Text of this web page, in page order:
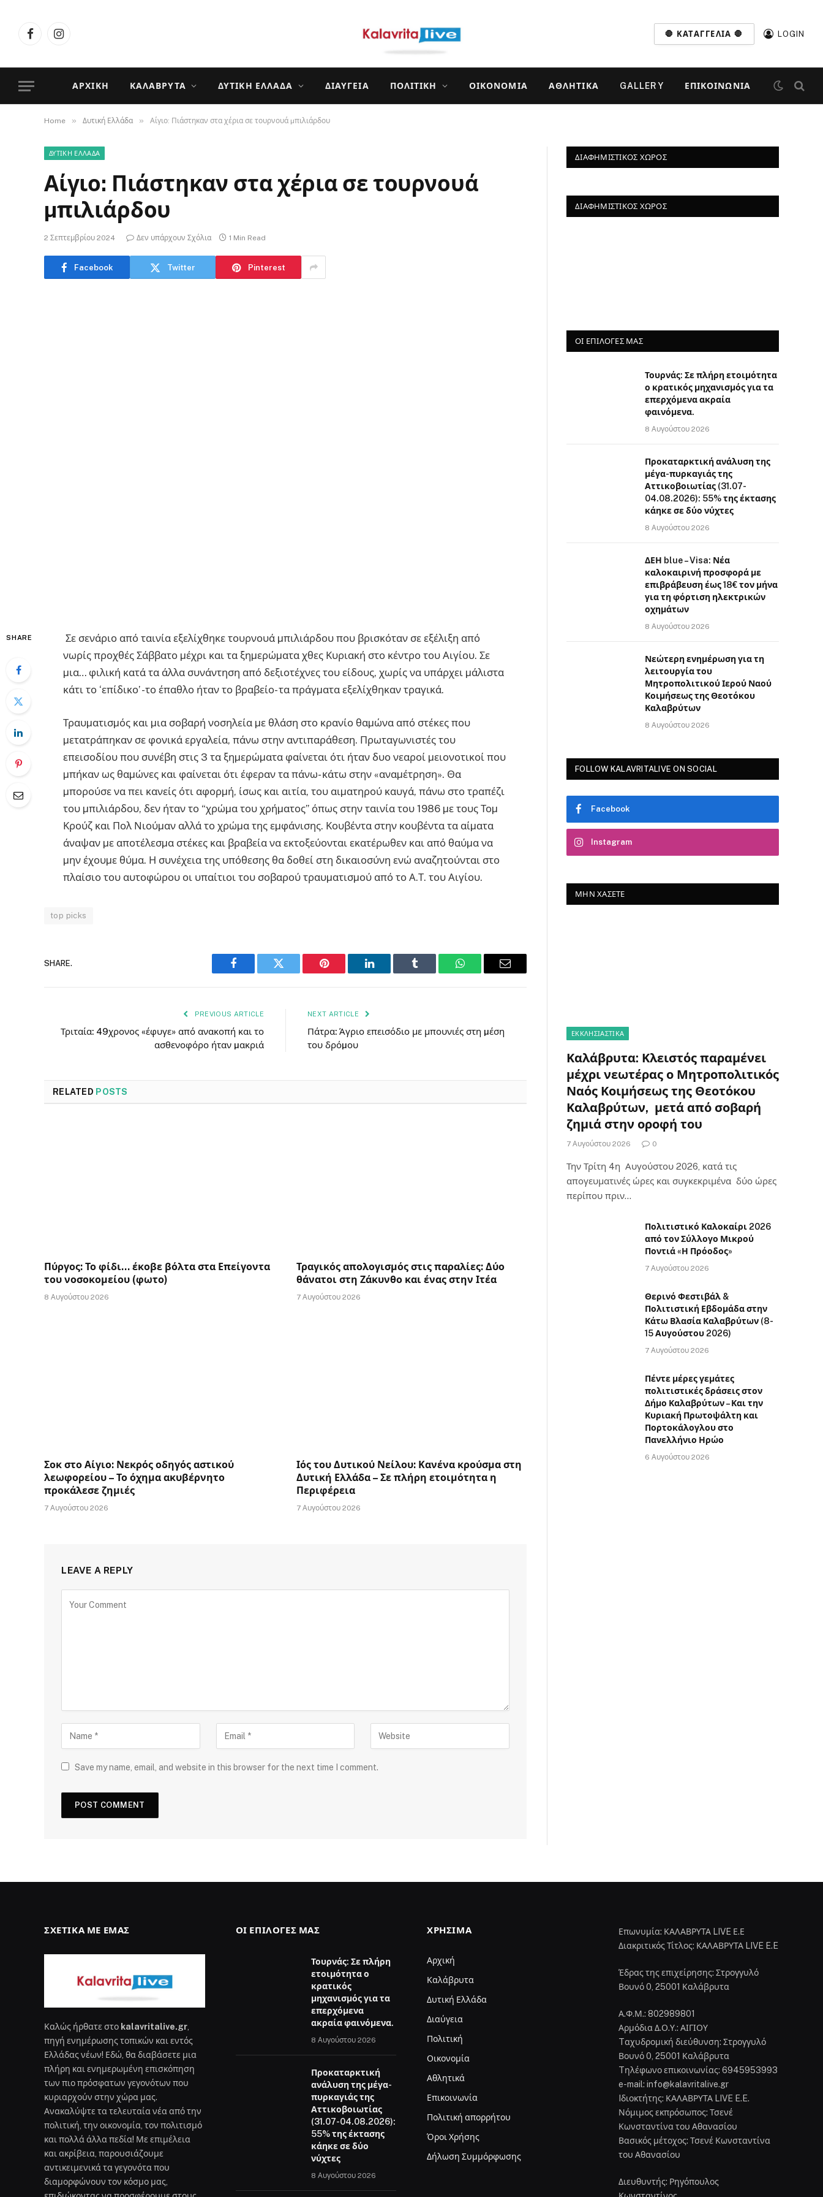
FacebookInstagram
🛑 ΚΑΤΑΓΓΕΛΊΑ 🛑 LOGIN
ΑΡΧΙΚΉ ΚΑΛΆΒΡΥΤΑ ΔΥΤΙΚΉ ΕΛΛΆΔΑ ΔΙΑΎΓΕΙΑ ΠΟΛΙΤΙΚΉ ΟΙΚΟΝΟΜΊΑ ΑΘΛΗΤΙΚΆ GALLERY ΕΠΙΚΟΙΝΩΝΊΑ
Home » Δυτική Ελλάδα » Αίγιο: Πιάστηκαν στα χέρια σε τουρνουά µπιλιάρδου
ΔΥΤΙΚΉ ΕΛΛΆΔΑ
Αίγιο: Πιάστηκαν στα χέρια σε τουρνουά
µπιλιάρδου
2 Σεπτεμβρίου 2024 Δεν υπάρχουν Σχόλια 1 Min Read
Facebook Twitter Pinterest
SHARE
Σε σενάριο από ταινία εξελίχθηκε τουρνουά µπιλιάρδου που βρισκόταν σε εξέλιξη από
νωρίς προχθές Σάββατο µέχρι και τα ξηµερώµατα χθες Κυριακή στο κέντρο του Αιγίου. Σε
µια… φιλική κατά τα άλλα συνάντηση από δεξιοτέχνες του είδους, χωρίς να υπάρχει µάλιστα
κάτι το ‘επίδικο’ -το έπαθλο ήταν το βραβείο- τα πράγµατα εξελίχθηκαν τραγικά.
Τραυµατισµός και µια σοβαρή νοσηλεία µε θλάση στο κρανίο θαµώνα από στέκες που
µετατράπηκαν σε φονικά εργαλεία, πάνω στην αντιπαράθεση. Πρωταγωνιστές του
επεισοδίου που συνέβη στις 3 τα ξηµερώµατα φαίνεται ότι ήταν δυο νεαροί µειονοτικοί που
µπήκαν ως θαµώνες και φαίνεται ότι έφεραν τα πάνω- κάτω στην «αναµέτρηση». Θα
µπορούσε να πει κανείς ότι αφορµή, ίσως και αιτία, του αιµατηρού καυγά, πάνω στο τραπέζι
του µπιλιάρδου, δεν ήταν το “χρώµα του χρήµατος” όπως στην ταινία του 1986 µε τους Τοµ
Κρούζ και Πολ Νιούµαν αλλά το χρώµα της εµφάνισης. Κουβέντα στην κουβέντα τα αίµατα
άναψαν µε αποτέλεσµα στέκες και βραβεία να εκτοξεύονται εκατέρωθεν και από θαύµα να
µην έχουµε θύµα. Η συνέχεια της υπόθεσης θα δοθεί στη δικαιοσύνη ενώ αναζητούνται στο
πλαίσιο του αυτοφώρου οι υπαίτιοι του σοβαρού τραυµατισµού από το Α.Τ. του Αιγίου.
top picks
SHARE.
Facebook Twitter Pinterest LinkedIn Tumblr WhatsAppEmail
PREVIOUS ARTICLE
Τριταία: 49χρονος «έφυγε» από ανακοπή και το
ασθενοφόρο ήταν µακριά
NEXT ARTICLE
Πάτρα: Άγριο επεισόδιο με μπουνιές στη µέση
του δρόµου
RELATED POSTS
Πύργος: Το φίδι… έκοβε βόλτα στα Επείγοντα
του νοσοκομείου (φωτο)
8 Αυγούστου 2026
Τραγικός απολογισμός στις παραλίες: Δύο
θάνατοι στη Ζάκυνθο και ένας στην Ιτέα
7 Αυγούστου 2026
Σοκ στο Αίγιο: Νεκρός οδηγός αστικού
λεωφορείου – Το όχημα ακυβέρνητο
προκάλεσε ζημιές
7 Αυγούστου 2026
Ιός του Δυτικού Νείλου: Κανένα κρούσμα στη
Δυτική Ελλάδα – Σε πλήρη ετοιμότητα η
Περιφέρεια
7 Αυγούστου 2026
LEAVE A REPLY
Save my name, email, and website in this browser for the next time I comment.
ΔΙΑΦΗΜΙΣΤΙΚΌΣ ΧΏΡΟΣ
ΔΙΑΦΗΜΙΣΤΙΚΌΣ ΧΏΡΟΣ
ΟΙ ΕΠΙΛΟΓΈΣ ΜΑΣ
Τουρνάς: Σε πλήρη ετοιμότητα
ο κρατικός μηχανισμός για τα
επερχόμενα ακραία
φαινόμενα.
8 Αυγούστου 2026
Προκαταρκτική ανάλυση της
μέγα-πυρκαγιάς της
Αττικοβοιωτίας (31.07-
04.08.2026): 55% της έκτασης
κάηκε σε δύο νύχτες
8 Αυγούστου 2026
ΔΕΗ blue – Visa: Νέα
καλοκαιρινή προσφορά με
επιβράβευση έως 18€ τον μήνα
για τη φόρτιση ηλεκτρικών
οχημάτων
8 Αυγούστου 2026
Νεώτερη ενημέρωση για τη
λειτουργία του
Μητροπολιτικού Ιερού Ναού
Κοιμήσεως της Θεοτόκου
Καλαβρύτων
8 Αυγούστου 2026
FOLLOW KALAVRITALIVE ON SOCIAL
Facebook
Instagram
ΜΗΝ ΧΆΣΕΤΕ
ΕΚΚΛΗΣΙΑΣΤΙΚΑ
Καλάβρυτα: Κλειστός παραμένει
μέχρι νεωτέρας ο Μητροπολιτικός
Ναός Κοιμήσεως της Θεοτόκου
Καλαβρύτων, μετά από σοβαρή
ζημιά στην οροφή του
7 Αυγούστου 2026 0
Την Τρίτη 4η Αυγούστου 2026, κατά τις
απογευματινές ώρες και συγκεκριμένα δύο ώρες
περίπου πριν…
Πολιτιστικό Καλοκαίρι 2026
από τον Σύλλογο Μικρού
Ποντιά «Η Πρόοδος»
7 Αυγούστου 2026
Θερινό Φεστιβάλ &
Πολιτιστική Εβδομάδα στην
Κάτω Βλασία Καλαβρύτων (8-
15 Αυγούστου 2026)
7 Αυγούστου 2026
Πέντε μέρες γεμάτες
πολιτιστικές δράσεις στον
Δήμο Καλαβρύτων – Και την
Κυριακή Πρωτοψάλτη και
Πορτοκάλογλου στο
Πανελλήνιο Ηρώο
6 Αυγούστου 2026
ΣΧΕΤΙΚΆ ΜΕ ΕΜΆΣ
Καλώς ήρθατε στο kalavritalive.gr
πηγή ενημέρωσης τοπικών και εντός
Ελλάδας νέων! Εδώ, θα διαβάσετε μια
πλήρη και ενημερωμένη επισκόπηση
των πιο πρόσφατων γεγονότων που
κυριαρχούν στην χώρα μας.
Ανακαλύψτε τα τελευταία νέα από την
πολιτική, την οικονομία, τον πολιτισμό
και πολλά άλλα πεδία! Με επιμέλεια
και ακρίβεια, παρουσιάζουμε
αντικειμενικά τα γεγονότα που
διαμορφώνουν τον κόσμο μας,
ΟΙ ΕΠΙΛΟΓΈΣ ΜΑΣ
Τουρνάς: Σε πλήρη
ετοιμότητα ο
κρατικός
μηχανισμός για τα
επερχόμενα
ακραία φαινόμενα.
8 Αυγούστου 2026
Προκαταρκτική
ανάλυση της μέγα-
πυρκαγιάς της
Αττικοβοιωτίας
(31.07-04.08.2026):
55% της έκτασης
κάηκε σε δύο
νύχτες
8 Αυγούστου 2026
ΧΡΉΣΙΜΑ
Αρχική
Καλάβρυτα
Δυτική Ελλάδα
Διαύγεια
Πολιτική
Οικονομία
Αθλητικά
Επικοινωνία
Πολιτική απορρήτου
Όροι Χρήσης
Δήλωση Συμμόρφωσης
Επωνυμία: ΚΑΛΑΒΡΥΤΑ LIVE Ε.Ε
Διακριτικός Τίτλος: ΚΑΛΑΒΡΥΤΑ LIVE E.E
Έδρας της επιχείρησης: Στρογγυλό
Βουνό 0, 25001 Καλάβρυτα
Α.Φ.Μ.: 802989801
Αρμόδια Δ.Ο.Υ.: ΑΙΓΙΟΥ
Tαχυδρομική διεύθυνση: Στρογγυλό
Βουνό 0, 25001 Καλάβρυτα
Tηλέφωνο επικοινωνίας: 6945953993
e-mail: info@kalavritalive.gr
Iδιοκτήτης: ΚΑΛΑΒΡΥΤΑ LIVE E.E.
Νόμιμος εκπρόσωπος: Τσενέ
Κωνσταντίνα του Αθανασίου
Βασικός μέτοχος: Τσενέ Κωνσταντίνα
του Αθανασίου
Διευθυντής: Ρηγόπουλος